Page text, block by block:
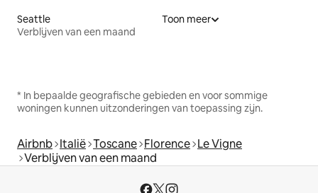
Seattle
Verblijven van een maand
Toon meer
* In bepaalde geografische gebieden en voor sommige
woningen kunnen uitzonderingen van toepassing zijn.
Airbnb Italië Toscane Florence Le Vigne
Verblijven van een maand